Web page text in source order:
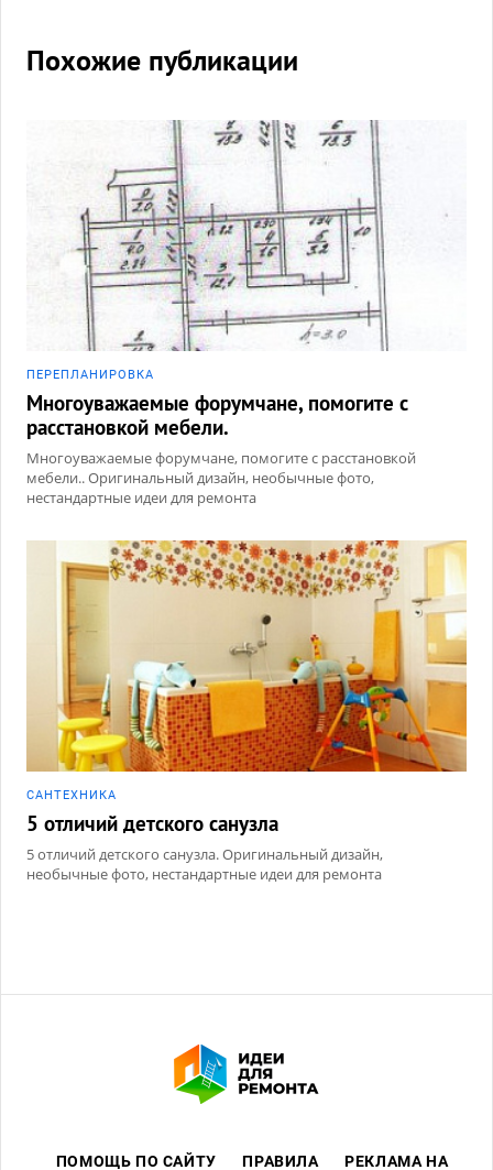
Похожие публикации
ПЕРЕПЛАНИРОВКА
Многоуважаемые форумчане, помогите с
расстановкой мебели.
Многоуважаемые форумчане, помогите с расстановкой
мебели.. Оригинальный дизайн, необычные фото,
нестандартные идеи для ремонта
САНТЕХНИКА
5 отличий детского санузла
5 отличий детского санузла. Оригинальный дизайн,
необычные фото, нестандартные идеи для ремонта
ПОМОЩЬ ПО САЙТУ ПРАВИЛА РЕКЛАМА НА